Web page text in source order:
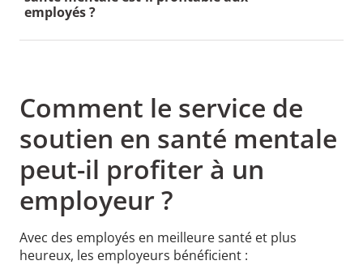
employés ?
Comment le service de
soutien en santé mentale
peut-il profiter à un
employeur ?
Avec des employés en meilleure santé et plus
heureux, les employeurs bénéficient :